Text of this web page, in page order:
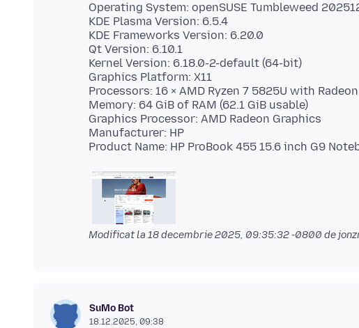
Operating System: openSUSE Tumbleweed
KDE Plasma Version: 6.5.4
KDE Frameworks Version: 6.20.0
Qt Version: 6.10.1
Kernel Version: 6.18.0-2-default (64-bit)
Graphics Platform: X11
Processors: 16 × AMD Ryzen 7 5825U with
Memory: 64 GiB of RAM (62.1 GiB usable)
Graphics Processor: AMD Radeon Graphics
Manufacturer: HP
Modificat la 18 decembrie 2025, 09:35:32 -0800 de
SuMo Bot
18.12.2025, 09:38